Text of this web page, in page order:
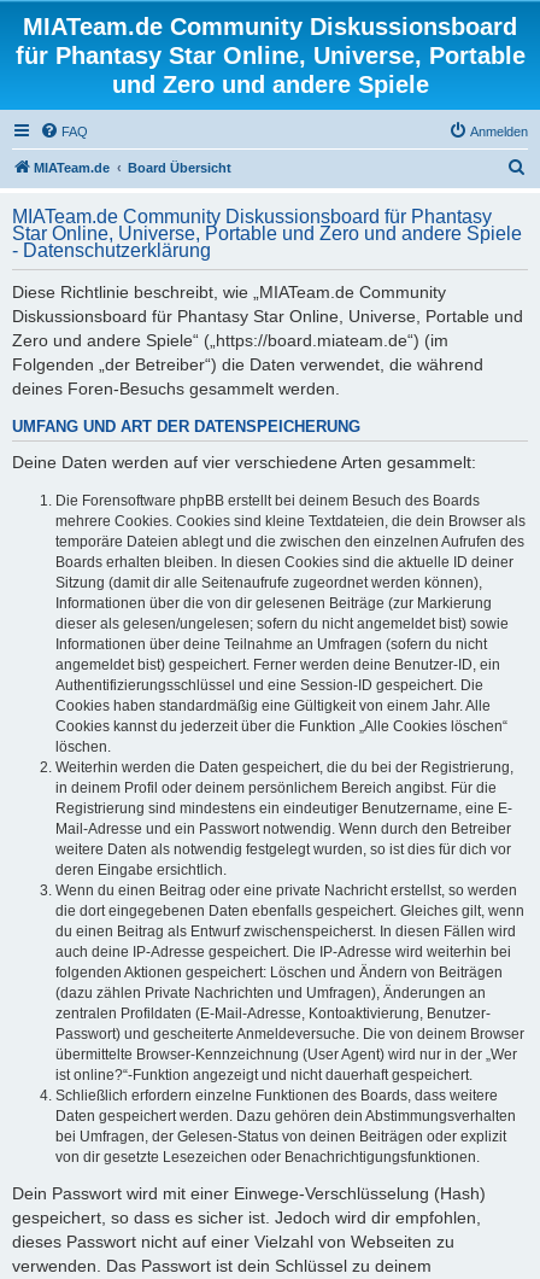
MIATeam.de Community Diskussionsboard
für Phantasy Star Online, Universe, Portable
und Zero und andere Spiele
FAQ Anmelden
MIATeam.de Board Übersicht
MIATeam.de Community Diskussionsboard für Phantasy
Star Online, Universe, Portable und Zero und andere Spiele
- Datenschutzerklärung
Diese Richtlinie beschreibt, wie „MIATeam.de Community
Diskussionsboard für Phantasy Star Online, Universe, Portable und
Zero und andere Spiele“ („https://board.miateam.de“) (im
Folgenden „der Betreiber“) die Daten verwendet, die während
deines Foren-Besuchs gesammelt werden.
UMFANG UND ART DER DATENSPEICHERUNG
Deine Daten werden auf vier verschiedene Arten gesammelt:
Die Forensoftware phpBB erstellt bei deinem Besuch des Boards
mehrere Cookies. Cookies sind kleine Textdateien, die dein Browser als
temporäre Dateien ablegt und die zwischen den einzelnen Aufrufen des
Boards erhalten bleiben. In diesen Cookies sind die aktuelle ID deiner
Sitzung (damit dir alle Seitenaufrufe zugeordnet werden können),
Informationen über die von dir gelesenen Beiträge (zur Markierung
dieser als gelesen/ungelesen; sofern du nicht angemeldet bist) sowie
Informationen über deine Teilnahme an Umfragen (sofern du nicht
angemeldet bist) gespeichert. Ferner werden deine Benutzer-ID, ein
Authentifizierungsschlüssel und eine Session-ID gespeichert. Die
Cookies haben standardmäßig eine Gültigkeit von einem Jahr. Alle
Cookies kannst du jederzeit über die Funktion „Alle Cookies löschen“
löschen.
Weiterhin werden die Daten gespeichert, die du bei der Registrierung,
in deinem Profil oder deinem persönlichem Bereich angibst. Für die
Registrierung sind mindestens ein eindeutiger Benutzername, eine E-
Mail-Adresse und ein Passwort notwendig. Wenn durch den Betreiber
weitere Daten als notwendig festgelegt wurden, so ist dies für dich vor
deren Eingabe ersichtlich.
Wenn du einen Beitrag oder eine private Nachricht erstellst, so werden
die dort eingegebenen Daten ebenfalls gespeichert. Gleiches gilt, wenn
du einen Beitrag als Entwurf zwischenspeicherst. In diesen Fällen wird
auch deine IP-Adresse gespeichert. Die IP-Adresse wird weiterhin bei
folgenden Aktionen gespeichert: Löschen und Ändern von Beiträgen
(dazu zählen Private Nachrichten und Umfragen), Änderungen an
zentralen Profildaten (E-Mail-Adresse, Kontoaktivierung, Benutzer-
Passwort) und gescheiterte Anmeldeversuche. Die von deinem Browser
übermittelte Browser-Kennzeichnung (User Agent) wird nur in der „Wer
ist online?“-Funktion angezeigt und nicht dauerhaft gespeichert.
Schließlich erfordern einzelne Funktionen des Boards, dass weitere
Daten gespeichert werden. Dazu gehören dein Abstimmungsverhalten
bei Umfragen, der Gelesen-Status von deinen Beiträgen oder explizit
von dir gesetzte Lesezeichen oder Benachrichtigungsfunktionen.
Dein Passwort wird mit einer Einwege-Verschlüsselung (Hash)
gespeichert, so dass es sicher ist. Jedoch wird dir empfohlen,
dieses Passwort nicht auf einer Vielzahl von Webseiten zu
verwenden. Das Passwort ist dein Schlüssel zu deinem